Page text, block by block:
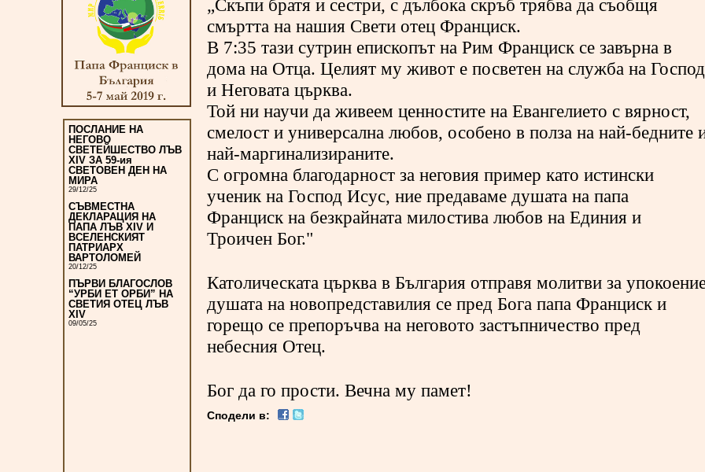
ПОСЛАНИЕ НА
НЕГОВО
СВЕТЕЙШЕСТВО ЛЪВ
XIV ЗА 59-ия
СВЕТОВЕН ДЕН НА
МИРА
29/12/25
СЪВМЕСТНА
ДЕКЛАРАЦИЯ НА
ПАПА ЛЪВ XIV И
ВСЕЛЕНСКИЯТ
ПАТРИАРХ
ВАРТОЛОМЕЙ
20/12/25
ПЪРВИ БЛАГОСЛОВ
“УРБИ ЕТ ОРБИ” НА
СВЕТИЯ ОТЕЦ ЛЪВ
XIV
09/05/25
„Скъпи братя и сестри, с дълбока скръб трябва да съобщя
смъртта на нашия Свети отец Франциск.
В 7:35 тази сутрин епископът на Рим Франциск се завърна в
дома на Отца. Целият му живот е посветен на служба на Господ
и Неговата църква.
Той ни научи да живеем ценностите на Евангелието с вярност,
смелост и универсална любов, особено в полза на най-бедните
най-маргинализираните.
С огромна благодарност за неговия пример като истински
ученик на Господ Исус, ние предаваме душата на папа
Франциск на безкрайната милостива любов на Единия и
Троичен Бог."
Католическата църква в България отправя молитви за
душата на новопредставилия се пред Бога папа Франциск и
горещо се препоръчва на неговото застъпничество пред
небесния Отец.
Бог да го прости. Вечна му памет!
Сподели в: